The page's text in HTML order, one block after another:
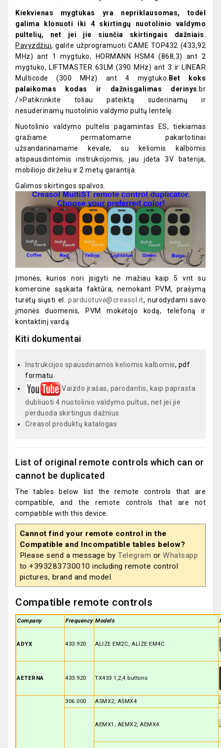
Kiekvienas mygtukas yra nepriklausomas, todėl
galima klonuoti iki 4 skirtingų nuotolinio valdymo
pultelių, net jei jie siunčia skirtingais dažniais.
Pavyzdžiui, galite užprogramuoti CAME TOP432 (433,92
MHz) ant 1 mygtuko, HORMANN HSM4 (868,3) ant 2
mygtuko, LIFTMASTER 63LM (390 MHz) ant 3 ir LINEAR
Multicode (300 MHz) ant 4 mygtuko. Bet koks
palaikomas kodas ir dažnisgalimas derinys.br
/>Patikrinkite toliau pateiktą suderinamų ir
nesuderinamų nuotolinio valdymo pultų lentelę.
Nuotolinio valdymo pultelis pagamintas ES, tiekiamas
gražiame permatomame pakartotinai
užsandarinamame kevale, su keliomis kalbomis
atspausdintomis instrukcijomis, jau įdėta 3V baterija,
mobiliojo dirželiu ir 2 metų garantija.
Galimos skirtingos spalvos.
Įmonės, kurios nori įsigyti ne mažiau kaip 5 vnt su
komercine sąskaita faktūra, nemokant PVM, prašymą
turėtų siųsti el.parduotuvė@creasol.it, nurodydami savo
įmonės duomenis, PVM mokėtojo kodą, telefoną ir
kontaktinį vardą.
Kiti dokumentai
Instrukcijos spausdinamos keliomis kalbomis, pdf
formatu.
Vaizdo įrašas, parodantis, kaip paprasta
dubliuoti 4 nuotolinio valdymo pultus, net jei jie
perduoda skirtingus dažnius.
Creasol produktų katalogas
List of original remote controls which can or
cannot be duplicated
The tables below list the remote controls that are
compatible, and the remote controls that are not
compatible with this device.
Cannot find your remote control in the
Compatible and Incompatible tables below?
Please send a message byTelegram orWhatsapp
to +393283730010 including remote control
pictures, brand and model.
Compatible remote controls
Company Frequency Models
ADYX 433.920 ALIZE EM2C, ALIZE EM4C
AETERNA 433.920 TX433 1,2,4 buttons
306.000 ASMX2, ASMX4
AEMX1, AEMX2, AEMX4